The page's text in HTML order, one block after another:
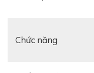
Chức năng